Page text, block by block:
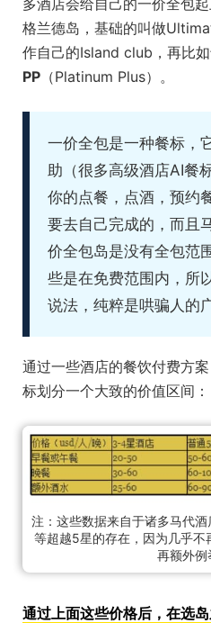
多酒店会给自己的一价全包
格兰德岛，基础的叫做
作自己的Island club，再比
PP （Platinum Plus）。
一价全包是一种餐标，
助（很多高级酒店AI餐
你的点餐，点酒，预约
要去自己完成的，而且
价全包岛是没有全包范
些是在免费范围内，所
说法，纯粹是哄骗人的
通过一些酒店的餐饮付费方
标划分一个大致的价值区间：
注：这些数据来自于诸多马代
等超越5星的存在，因为几乎不
再额外例
通过上面这些价格后，在选